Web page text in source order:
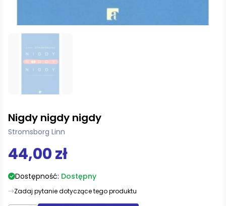
Nigdy nigdy nigdy
Stromsborg Linn
44,00 zł
Dostępność: Dostępny
Zadaj pytanie dotyczące tego produktu